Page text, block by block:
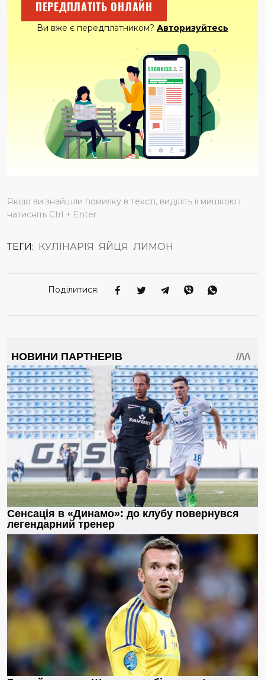
ПЕРЕДПЛАТІТЬ ОНЛАЙН
Ви вже є передплатником? Авторизуйтесь
Якщо ви знайшли помилку в тексті, виділіть її мишкою і
натисніть Ctrl + Enter
ТЕГИ: КУЛІНАРІЯ ЯЙЦЯ ЛИМОН
Поділитися: